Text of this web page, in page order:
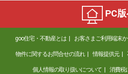
10.20万円
住 所
沖縄県那覇
専有面積 41.4m²
間取り
1LDK
沖縄県宜野湾市野嵩２
PC
goo住宅・不動産とは お客さまご利用端末
物件に関するお問合せの流れ 情報提供元
個人情報の取り扱いについて 消費税